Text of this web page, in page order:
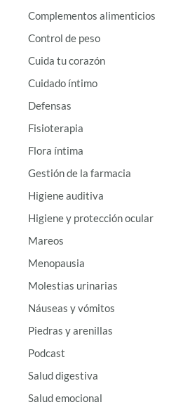
Complementos alimenticios
Control de peso
Cuida tu corazón
Cuidado íntimo
Defensas
Fisioterapia
Flora íntima
Gestión de la farmacia
Higiene auditiva
Higiene y protección ocular
Mareos
Menopausia
Molestias urinarias
Náuseas y vómitos
Piedras y arenillas
Podcast
Salud digestiva
Salud emocional